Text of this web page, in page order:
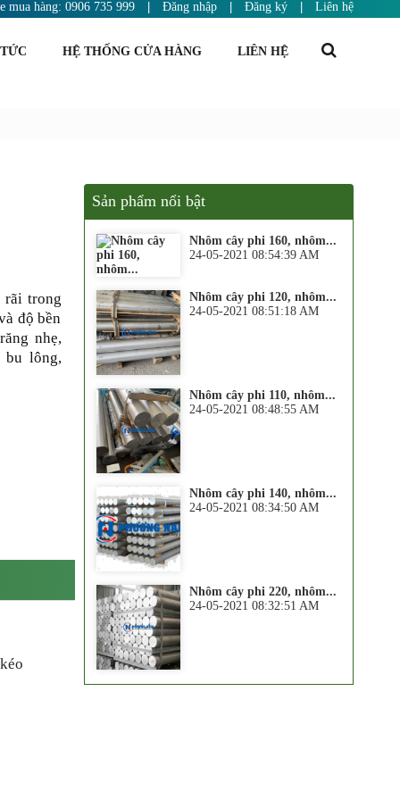
mua hàng: 0906 735 999 Đăng nhập Đăng ký Liên hệ
HỆ THỐNG CỬA HÀNG LIÊN HỆ
rãi trong
độ bền
nhẹ,
bu lông,
Sản phẩm nổi bật
Nhôm cây phi 160, nhôm...
24-05-2021 08:54:39 AM
Nhôm cây phi 120, nhôm...
24-05-2021 08:51:18 AM
Nhôm cây phi 110, nhôm...
24-05-2021 08:48:55 AM
Nhôm cây phi 140, nhôm...
24-05-2021 08:34:50 AM
Nhôm cây phi 220, nhôm...
24-05-2021 08:32:51 AM